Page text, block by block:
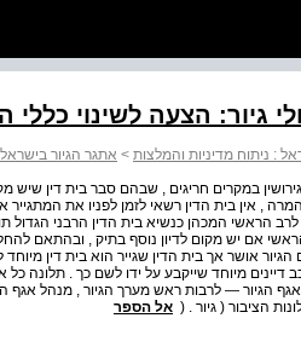
: ניתוח מדיניות והמלצות > אתגר הגיור
במקרים חריגים , שבהם סבר בית דין שיש
, אין בית הדין רשאי לזמן לפניו את המתגייר
הראשי המכהן כנשיא בית הדין הרבני הגדול
אם יש מקום לדיון נוסף בתיק , ובהתאם
אושר אך בית הדין שגייר הוא בית דין מיוחד
מיוחד שייקבע על ידו לשם כך . תלונה כל
הגיור — לרבות ראש מערך הגיור , מנהל אגף
הציבור ( גיור . ( אל הספר